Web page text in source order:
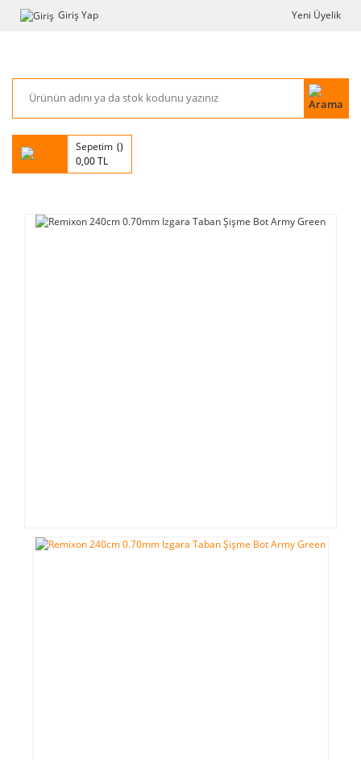
Giriş Yap Yeni Üyelik
Sepetim
0,00 TL